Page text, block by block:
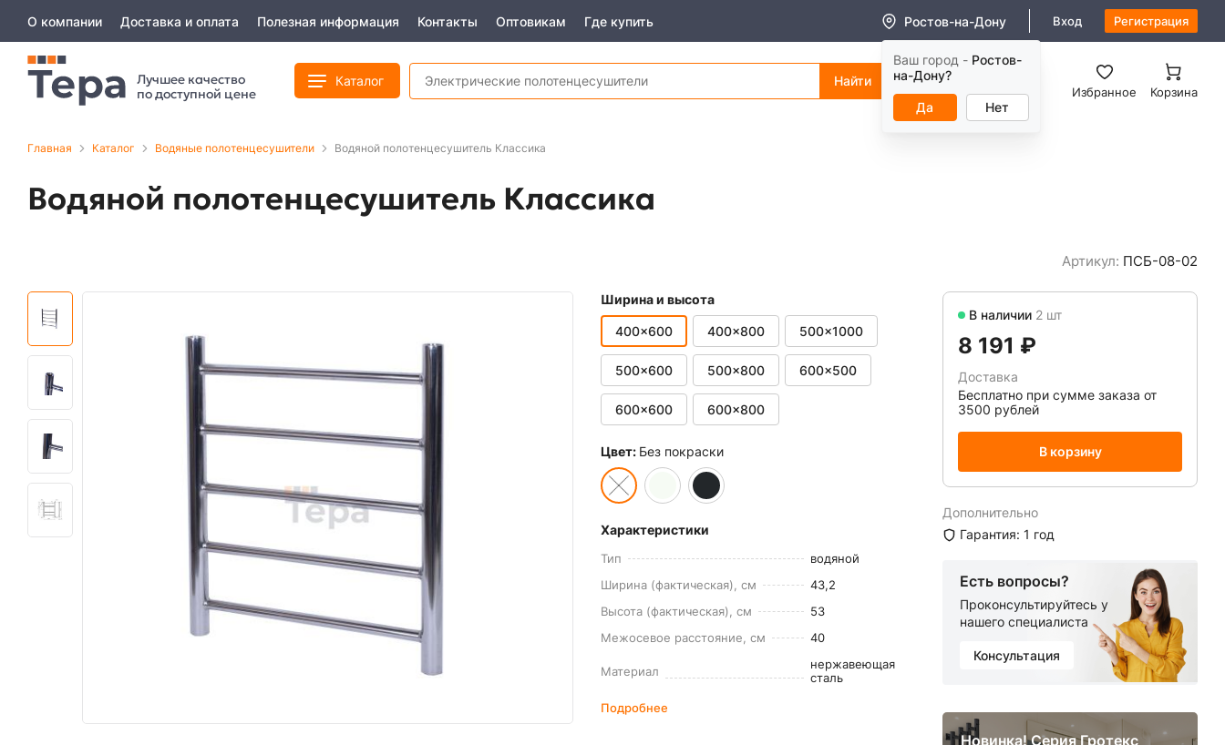
О компании Доставка и оплата Полезная информация Контакты Оптовикам Где купить Ростов-на-Дону
Ваш город - Ростов-
на-Дону?
Да Нет
Вход Регистрация
Лучшее качество
по доступной цене
Каталог 8 (800) 550-11-38
Заказать звонок Избранное Корзина
Главная Каталог Водяные полотенцесушители Водяной полотенцесушитель Классика
Водяной полотенцесушитель Классика
Артикул: ПСБ-08-02
Ширина и высота
400x600 400x800 500x1000
500x600 500x800 600x500
600x600 600x800
Цвет: Без покраски
Характеристики
Тип
водяной
Ширина (фактическая), см
43,2
Высота (фактическая), см
53
Межосевое расстояние, см
40
Материал
нержавеющая
сталь
Подробнее
В наличии 2 шт
8 191 ₽
Доставка
Бесплатно при сумме заказа от
3500 рублей
В корзину
Дополнительно
Гарантия: 1 год
Есть вопросы?
Проконсультируйтесь у
нашего специалиста
Консультация
Новинка! Серия Гротекс